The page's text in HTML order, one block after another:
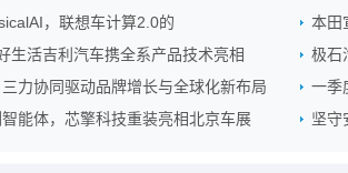
，联想车计算2.0的
本田
生活吉利汽车携全系产品技术亮相
极石
力协同驱动品牌增长与全球化新布局
一季
能体，芯擎科技重装亮相北京车展
坚守